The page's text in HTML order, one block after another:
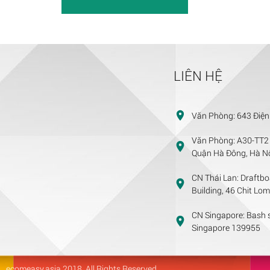
LIÊN HỆ
Văn Phòng: 643
Văn Phòng: A30-
Quận Hà Đông, Hà
CN Thái Lan:
Building, 46 Chit
CN Singapore: Bash
Singapore 139955